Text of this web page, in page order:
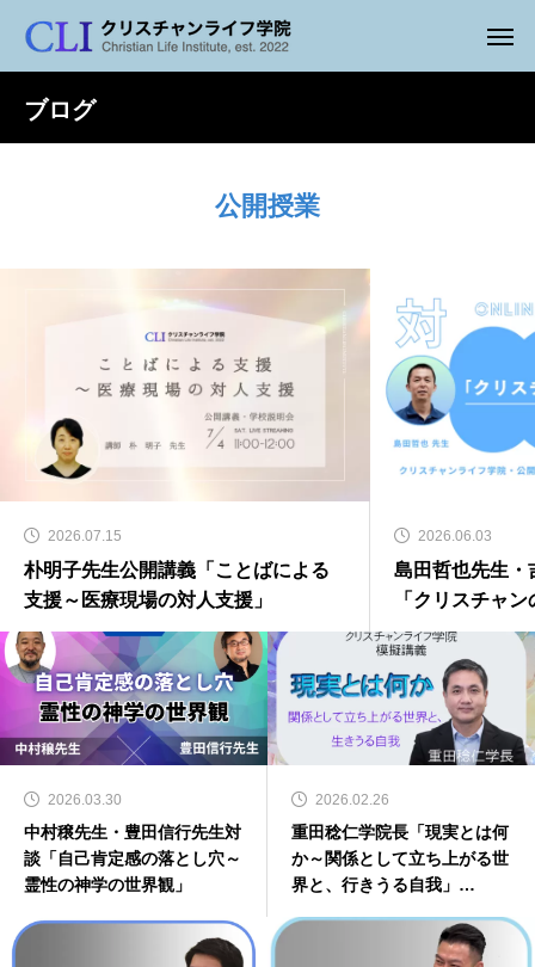
ブログ
公開授業
2026.07.15
朴明子先生公開講義「ことばによる
支援～医療現場の対人支援」
2026.06.03
島田哲也先生・
「クリスチャ
2026.03.30
中村穣先生・豊田信行先生対
談「自己肯定感の落とし穴～
霊性の神学の世界観」
2026.02.26
重田稔仁学院長「現実とは何
か～関係として立ち上がる世
界と、行きうる自我」